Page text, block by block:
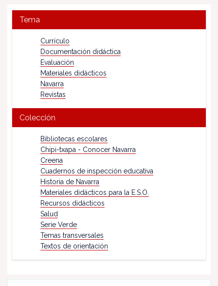
Tema
Currículo
Documentación didáctica
Evaluación
Materiales didácticos
Navarra
Revistas
Colección
Bibliotecas escolares
Chipi-txapa - Conocer Navarra
Creena
Cuadernos de inspección educativa
Historia de Navarra
Materiales didácticos para la E.S.O.
Recursos didácticos
Salud
Serie Verde
Temas transversales
Textos de orientación